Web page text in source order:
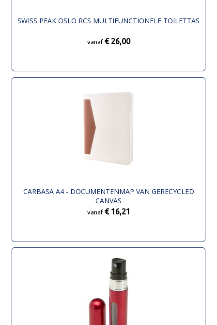
SWISS PEAK OSLO RCS MULTIFUNCTIONELE TOILETTAS
vanaf € 26,00
CARBASA A4 - DOCUMENTENMAP VAN GERECYCLED
CANVAS
vanaf € 16,21